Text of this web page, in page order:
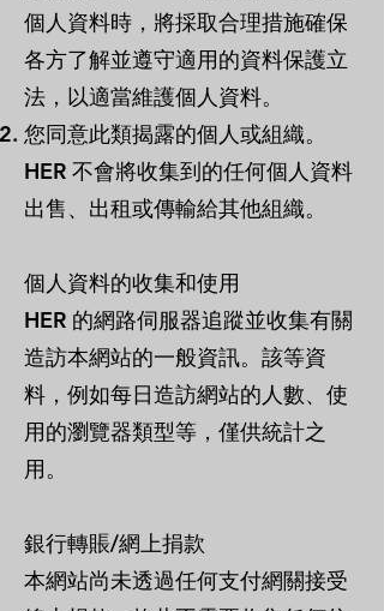
個人資料時，將採取合理措施確保
各方了解並遵守適用的資料保護立
法，以適當維護個人資料。
您同意此類揭露的個人或組織。
HER 不會將收集到的任何個人資料
出售、出租或傳輸給其他組織。
個人資料的收集和使用
HER 的網路伺服器追蹤並收集有關
造訪本網站的一般資訊。該等資
料，例如每日造訪網站的人數、使
用的瀏覽器類型等，僅供統計之
用。
銀行轉賬/網上捐款
本網站尚未透過任何支付網關接受